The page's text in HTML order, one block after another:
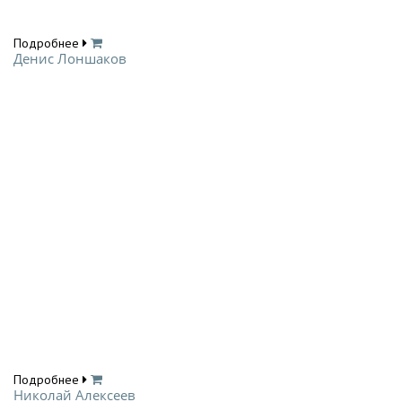
Подробнее
Денис Лоншаков
Подробнее
Николай Алексеев